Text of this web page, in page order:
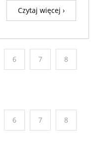
Czytaj więcej ›
6 7 8
6 7 8